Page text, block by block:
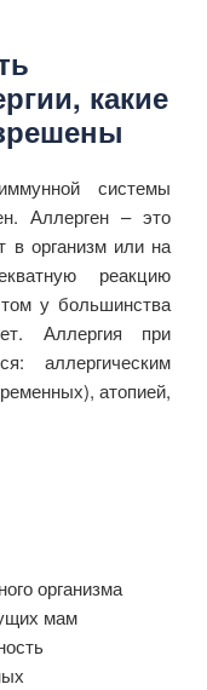
какие
системы
Аллерген – это
в организм или на
реакцию
у большинства
Аллергия при
аллергическим
атопией,
организма
мам